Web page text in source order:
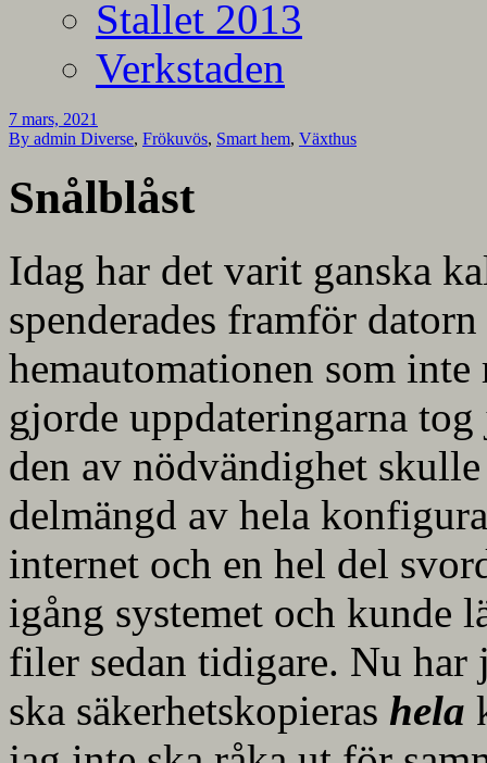
Stallet 2013
Verkstaden
7 mars, 2021
By admin Diverse, Frökuvös, Smart hem, Växthus
Snålblåst
Idag har det varit ganska
spenderades framför
hemautomationen som
gjorde uppdateringarna
den av nödvändighet
delmängd av hela
internet och en hel del
igång systemet och kunde
filer sedan tidigare. Nu har
ska säkerhetskopieras hela